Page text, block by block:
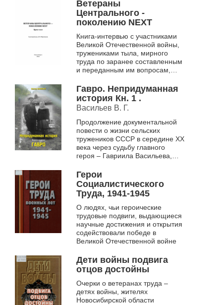
Ветераны
Центрального -
поколению NEXT
Книга-интервью с участниками
Великой Отечественной войны,
тружениками тыла, мирного
труда по заранее составленным
и переданным им вопросам,
мнение о сегодняшней жизни и,
гла...
Гавро. Непридуманная
история Кн. 1 .
Васильев В. Г.
Продолжение документальной
повести о жизни сельских
тружеников СССР в середине ХХ
века через судьбу главного
героя – Гавриила Васильева,
давление жизненных
обстоятельств, ...
Герои
Социалистического
Труда, 1941-1945
О людях, чьи героические
трудовые подвиги, выдающиеся
научные достижения и открытия
содействовали победе в
Великой Отечественной войне
Дети войны подвига
отцов достойны
Очерки о ветеранах труда –
детях войны, жителях
Новосибирской области